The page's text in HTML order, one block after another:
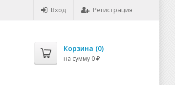
Вход Регистрация
Корзина (0)
на сумму 0 ₽